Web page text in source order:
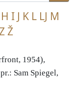
H I J K L LJ M
Ž
1954),
Sam Spiegel,